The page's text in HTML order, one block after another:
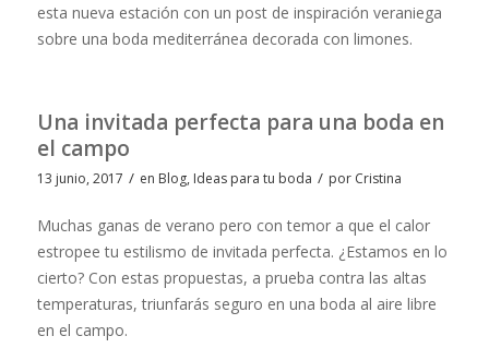
esta nueva estación con un post de inspiración veraniega
sobre una boda mediterránea decorada con limones.
Una invitada perfecta para una boda en
el campo
13 junio, 2017 / en Blog, Ideas para tu boda / por Cristina
Muchas ganas de verano pero con temor a que el calor
estropee tu estilismo de invitada perfecta. ¿Estamos en lo
cierto? Con estas propuestas, a prueba contra las altas
temperaturas, triunfarás seguro en una boda al aire libre
en el campo.